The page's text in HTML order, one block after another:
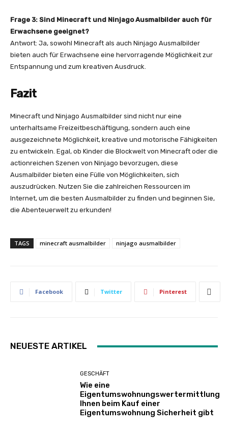
Frage 3: Sind Minecraft und Ninjago Ausmalbilder auch für
Erwachsene geeignet?
Antwort: Ja, sowohl Minecraft als auch Ninjago Ausmalbilder
bieten auch für Erwachsene eine hervorragende Möglichkeit zur
Entspannung und zum kreativen Ausdruck.
Fazit
Minecraft und Ninjago Ausmalbilder sind nicht nur eine
unterhaltsame Freizeitbeschäftigung, sondern auch eine
ausgezeichnete Möglichkeit, kreative und motorische Fähigkeiten
zu entwickeln. Egal, ob Kinder die Blockwelt von Minecraft oder die
actionreichen Szenen von Ninjago bevorzugen, diese
Ausmalbilder bieten eine Fülle von Möglichkeiten, sich
auszudrücken. Nutzen Sie die zahlreichen Ressourcen im
Internet, um die besten Ausmalbilder zu finden und beginnen Sie,
die Abenteuerwelt zu erkunden!
TAGS minecraft ausmalbilder ninjago ausmalbilder
Facebook Twitter Pinterest
NEUESTE ARTIKEL
GESCHÄFT
Wie eine
Eigentumswohnungswertermittlung
Ihnen beim Kauf einer
Eigentumswohnung Sicherheit gibt